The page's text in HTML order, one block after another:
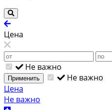
Цена
Не важно
Применить
Не важно
Цена
Не важно